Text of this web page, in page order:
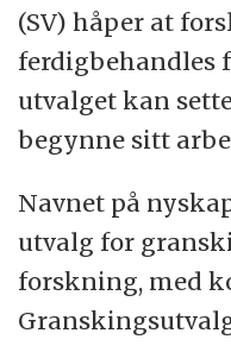
(SV) håper at
ferdigbehandles
utvalget kan
begynne sitt
Navnet på
utvalg for
forskning, med